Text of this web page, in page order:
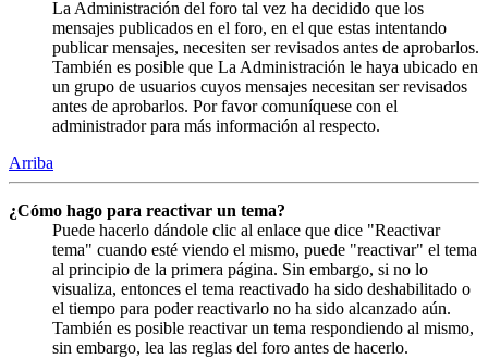
La Administración del foro tal vez ha decidido que los
mensajes publicados en el foro, en el que estas intentando
publicar mensajes, necesiten ser revisados antes de aprobarlos.
También es posible que La Administración le haya ubicado en
un grupo de usuarios cuyos mensajes necesitan ser revisados
antes de aprobarlos. Por favor comuníquese con el
administrador para más información al respecto.
Arriba
¿Cómo hago para reactivar un tema?
Puede hacerlo dándole clic al enlace que dice "Reactivar
tema" cuando esté viendo el mismo, puede "reactivar" el tema
al principio de la primera página. Sin embargo, si no lo
visualiza, entonces el tema reactivado ha sido deshabilitado o
el tiempo para poder reactivarlo no ha sido alcanzado aún.
También es posible reactivar un tema respondiendo al mismo,
sin embargo, lea las reglas del foro antes de hacerlo.